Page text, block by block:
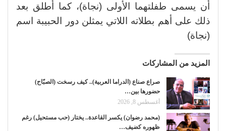
أن يسمى طفلتهما الأولى (نجاة)، كما أطلق بعد
ذلك على أهم بطلاته اللاتي يمثلن دور الحبيبة اسم
(نجاة)
المزيد من المشاركات
صراع صناع (الدراما العربية).. كيف رسخت (الصبّاح)
حضورها بين…
أغسطس 8, 2026
(محمد رضوان) يكسر القاعدة.. يختار (حب مستحيل) رغم
ظهوره كضيف…